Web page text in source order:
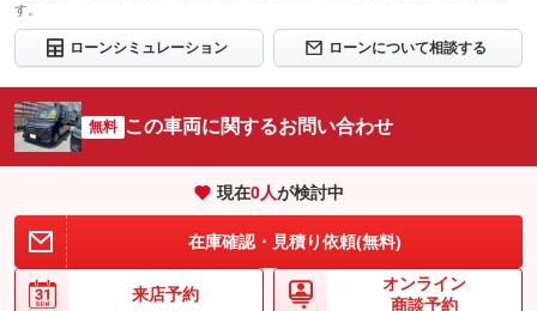
す。
ローンシミュレーション ローンについて相談する
無料 この車両に関するお問い合わせ
現在0人が検討中
在庫確認・見積り依頼(無料)
来店予約
オンライン
商談予約